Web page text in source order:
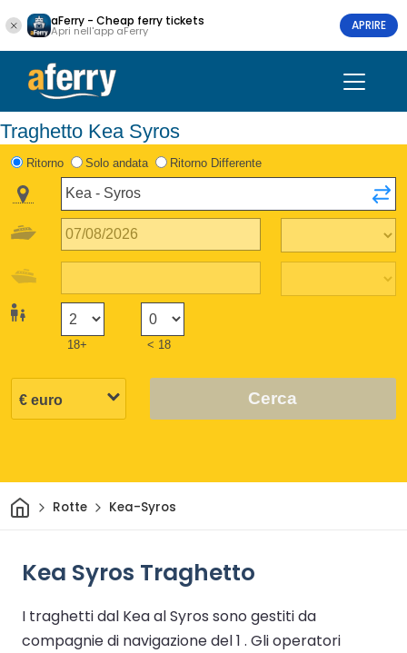
aFerry - Cheap ferry tickets
Apri nell'app aFerry APRIRE
Traghetto Kea Syros
Ritorno Solo andata Ritorno Differente
18+ < 18
Cerca
CasaRotte Kea-Syros
Kea Syros Traghetto
I traghetti dal Kea al Syros sono gestiti da
compagnie di navigazione del 1 . Gli operatori